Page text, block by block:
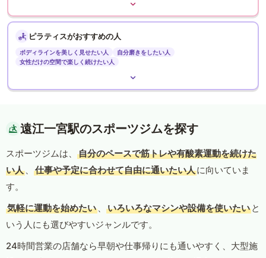
ピラティスがおすすめの人
ボディラインを美しく見せたい人
自分磨きをしたい人
女性だけの空間で楽しく続けたい人
遠江一宮駅のスポーツジムを探す
スポーツジムは、
自分のペースで筋トレや有酸素運動を続けた
い人 、 仕事や予定に合わせて自由に通いたい人に向いていま
す。
気軽に運動を始めたい 、 いろいろなマシンや設備を使いたい と
いう人にも選びやすいジャンルです。
24時間営業の店舗なら早朝や仕事帰りにも通いやすく、大型施